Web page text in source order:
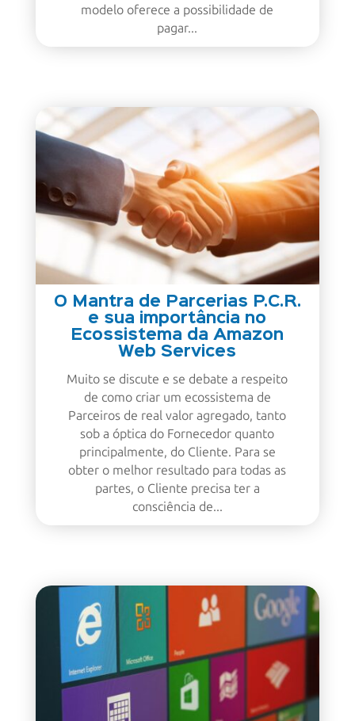
modelo oferece a possibilidade de
pagar...
O Mantra de Parcerias P.C.R.
e sua importância no
Ecossistema da Amazon
Web Services
Muito se discute e se debate a respeito
de como criar um ecossistema de
Parceiros de real valor agregado, tanto
sob a óptica do Fornecedor quanto
principalmente, do Cliente. Para se
obter o melhor resultado para todas as
partes, o Cliente precisa ter a
consciência de...